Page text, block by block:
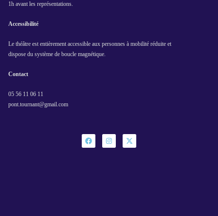
1h avant les représentations.
Accessibilité
Le théâtre est entièrement accessible aux personnes à mobilité réduite et
dispose du système de boucle magnétique.
Contact
05 56 11 06 11
pont.tournant@gmail.com